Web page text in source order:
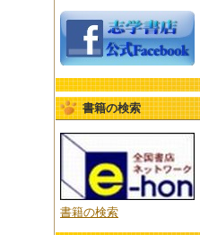
書籍の検索
書籍の検索